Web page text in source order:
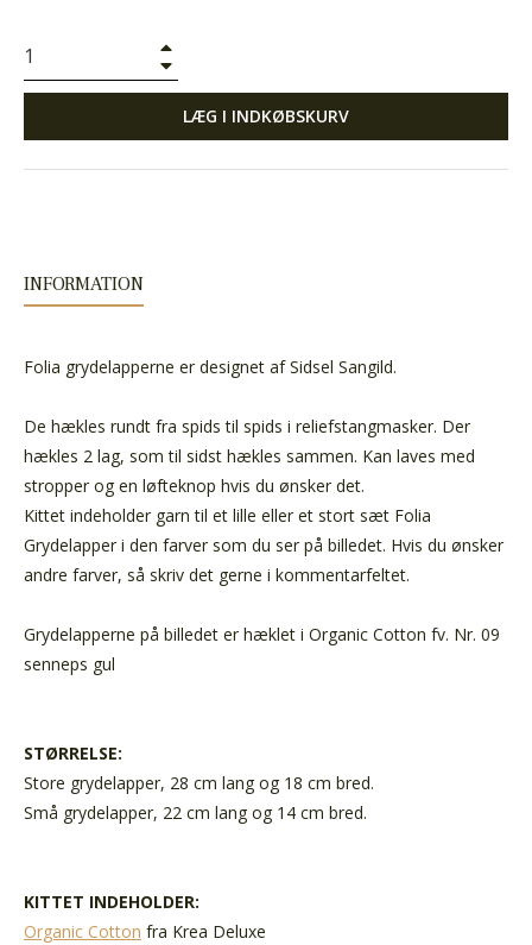
LÆG I INDKØBSKURV
INFORMATION
Folia grydelapperne er designet af Sidsel Sangild.
De hækles rundt fra spids til spids i reliefstangmasker. Der
hækles 2 lag, som til sidst hækles sammen. Kan laves med
stropper og en løfteknop hvis du ønsker det.
Kittet indeholder garn til et lille eller et stort sæt Folia
Grydelapper i den farver som du ser på billedet. Hvis du ønsker
andre farver, så skriv det gerne i kommentarfeltet.
Grydelapperne på billedet er hæklet i Organic Cotton fv. Nr. 09
senneps gul
STØRRELSE:
Store grydelapper, 28 cm lang og 18 cm bred.
Små grydelapper, 22 cm lang og 14 cm bred.
KITTET INDEHOLDER:
Organic Cotton fra Krea Deluxe